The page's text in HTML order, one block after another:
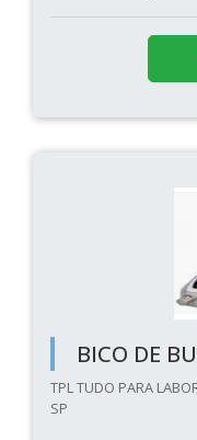
BICO DE
TPL TUDO PARA
SP